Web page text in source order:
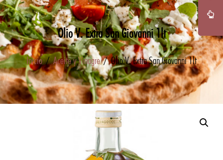
Olio V. Extra San Giovanni 1lt
Inicio/Aceite y Vinagre/ Olio V. Extra San Giovanni 1lt